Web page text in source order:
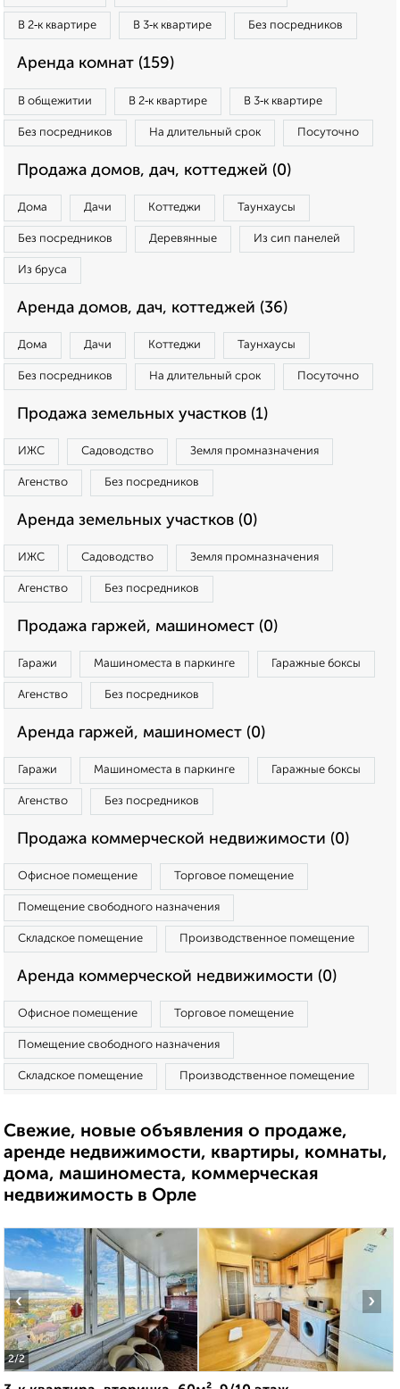
В 2‑к квартире В 3‑к квартире Без посредников
Аренда комнат (159)
В общежитии В 2‑к квартире В 3‑к квартире
Без посредников На длительный срок Посуточно
Продажа домов, дач, коттеджей (0)
Дома Дачи Коттеджи Таунхаусы
Без посредников Деревянные Из сип панелей
Из бруса
Аренда домов, дач, коттеджей (36)
Дома Дачи Коттеджи Таунхаусы
Без посредников На длительный срок Посуточно
Продажа земельных участков (1)
ИЖС Садоводство Земля промназначения
Агенство Без посредников
Аренда земельных участков (0)
ИЖС Садоводство Земля промназначения
Агенство Без посредников
Продажа гаржей, машиномест (0)
Гаражи Машиноместа в паркинге Гаражные боксы
Агенство Без посредников
Аренда гаржей, машиномест (0)
Гаражи Машиноместа в паркинге Гаражные боксы
Агенство Без посредников
Продажа коммерческой недвижимости (0)
Офисное помещение Торговое помещение
Помещение свободного назначения
Складское помещение Производственное помещение
Аренда коммерческой недвижимости (0)
Офисное помещение Торговое помещение
Помещение свободного назначения
Складское помещение Производственное помещение
Свежие, новые объявления о продаже,
аренде недвижимости, квартиры, комнаты,
дома, машиноместа, коммерческая
недвижимость в Орле
2/2
‹ ›